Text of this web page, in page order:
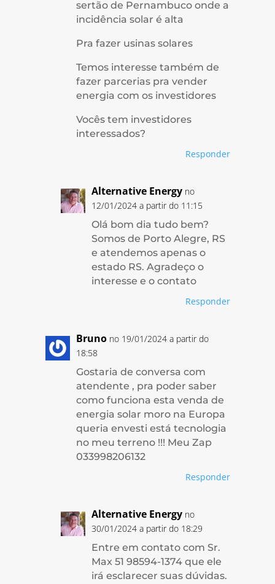
sertão de Pernambuco onde a
incidência solar é alta
Pra fazer usinas solares
Temos interesse também de
fazer parcerias pra vender
energia com os investidores
Vocês tem investidores
interessados?
Responder
Alternative Energy no
12/01/2024 a partir do 11:15
Olá bom dia tudo bem?
Somos de Porto Alegre, RS
e atendemos apenas o
estado RS. Agradeço o
interesse e o contato
Responder
Bruno no 19/01/2024 a partir do
18:58
Gostaria de conversa com
atendente , pra poder saber
como funciona esta venda de
energia solar moro na Europa
queria envesti está tecnologia
no meu terreno !!! Meu Zap
033998206132
Responder
Alternative Energy no
30/01/2024 a partir do 18:29
Entre em contato com Sr.
Max 51 98594-1374 que ele
irá esclarecer suas dúvidas.